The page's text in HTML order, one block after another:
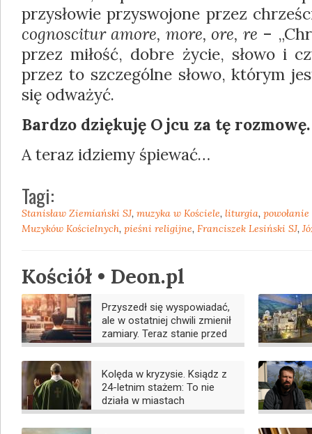
przysłowie przyswojone przez
cognoscitur amore, more, ore, re –
przez miłość, dobre życie, słowo i
przez to szczególne słowo, którym
się odważyć.
Bardzo dziękuję Ojcu za tę rozmowę.
A teraz idziemy śpiewać…
Tagi:
Stanisław Ziemiański SJ, muzyka w Kościele, liturgia,
Muzyków Ko­ścielnych, pieśni religijne, Franciszek Lesiński SJ,
Kościół • Deon.pl
Przyszedł się wyspowiadać,
ale w ostatniej chwili zmienił
zamiary. Teraz stanie przed
sądem
Kolęda w kryzysie. Ksiądz z
24-letnim stażem: To nie
działa w miastach